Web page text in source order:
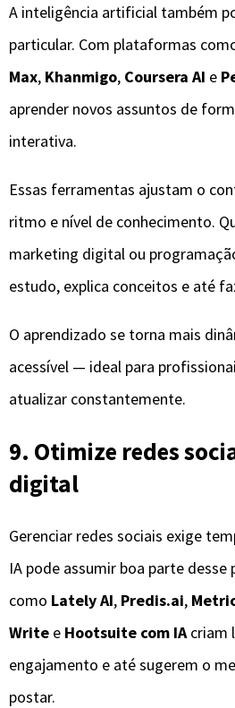
A inteligência artificial também
particular. Com plataformas
Max, Khanmigo, Coursera AI e
aprender novos assuntos de
interativa.
Essas ferramentas ajustam o
ritmo e nível de conhecimento.
marketing digital ou
estudo, explica conceitos e até
O aprendizado se torna mais
acessível — ideal para
atualizar constantemente.
9. Otimize redes
digital
Gerenciar redes sociais exige
IA pode assumir boa parte desse
como Lately AI, Predis.ai,
Write e Hootsuite com IAcriam
engajamento e até sugerem o
postar.